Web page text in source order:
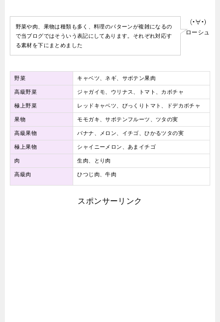
ローシュ
野菜や肉、果物は種類も多く、料理のパターンが複雑になるの
で当ブログではそういう表記にしてあります。それぞれ対応す
る素材を下にまとめました
野菜 キャベツ、ネギ、サボテン果肉
高級野菜 ジャガイモ、ウリナス、トマト、カボチャ
極上野菜 レッドキャベツ、びっくりトマト、ドデカボチャ
果物 モモガキ、サボテンフルーツ、ツタの実
高級果物 バナナ、メロン、イチゴ、ひかるツタの実
極上果物 シャイニーメロン、あまイチゴ
肉 生肉、とり肉
高級肉 ひつじ肉、牛肉
スポンサーリンク